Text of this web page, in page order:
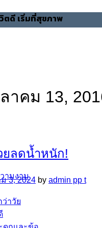
ตดี เริ่มที่สุขภาพ
ามงาม
าวัย
าคม 13,
ยลดน้ำหนัก!
3, 2024 by admin pp t